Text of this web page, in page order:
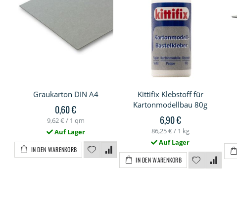
Graukarton DIN A4
0,60 €
9,62 € / 1 qm
Auf Lager
IN DEN WARENKORB
Kittifix Klebstoff für
Kartonmodellbau 80g
6,90 €
86,25 € / 1 kg
Auf Lager
IN DEN WARENKORB